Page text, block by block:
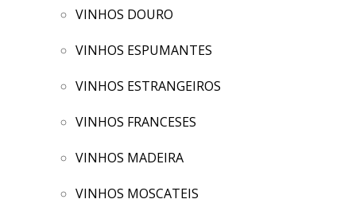
VINHOS DOURO
VINHOS ESPUMANTES
VINHOS ESTRANGEIROS
VINHOS FRANCESES
VINHOS MADEIRA
VINHOS MOSCATEIS